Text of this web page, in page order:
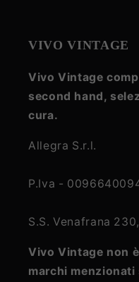
VIVO VINTAGE
Vivo Vintage
second hand,
cura.
Allegra S.r.l.
P.Iva -
S.S. Venafrana
Vivo Vintage non
marchi